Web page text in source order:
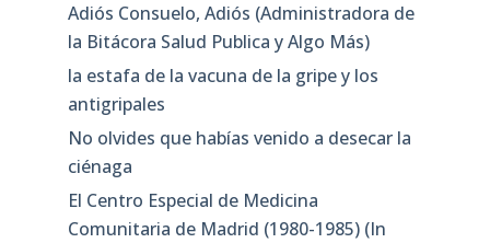
Adiós Consuelo, Adiós (Administradora de
la Bitácora Salud Publica y Algo Más)
la estafa de la vacuna de la gripe y los
antigripales
No olvides que habías venido a desecar la
ciénaga
El Centro Especial de Medicina
Comunitaria de Madrid (1980-1985) (In